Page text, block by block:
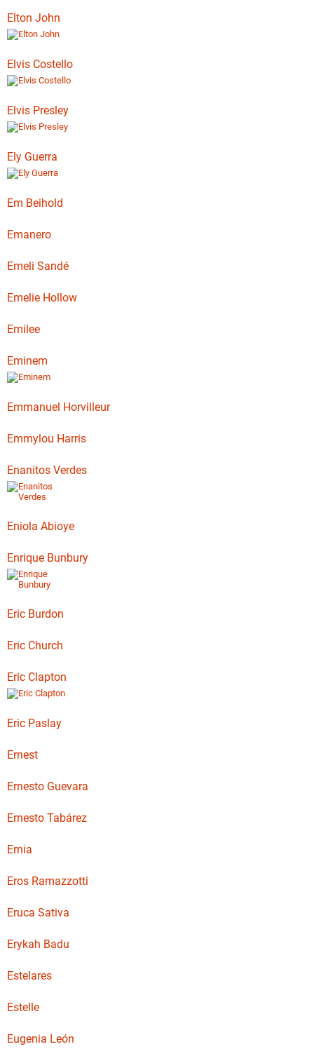
Elton John
Elvis Costello
Elvis Presley
Ely Guerra
Em Beihold
Emanero
Emeli Sandé
Emelie Hollow
Emilee
Eminem
Emmanuel Horvilleur
Emmylou Harris
Enanitos Verdes
Eniola Abioye
Enrique Bunbury
Eric Burdon
Eric Church
Eric Clapton
Eric Paslay
Ernest
Ernesto Guevara
Ernesto Tabárez
Ernia
Eros Ramazzotti
Eruca Sativa
Erykah Badu
Estelares
Estelle
Eugenia León